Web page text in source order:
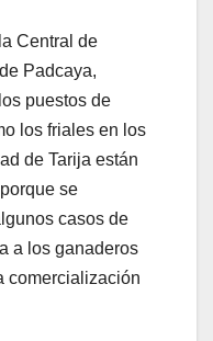
Central de
Padcaya,
puestos de
los friales en los
de Tarija están
se
casos de
a los ganaderos
comercialización